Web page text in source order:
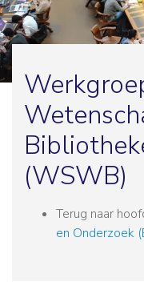
(WSWB)
Terug naar
en Onderzoek